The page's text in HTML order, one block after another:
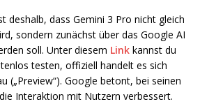
deshalb, dass Gemini 3 Pro nicht gleich
sondern zunächst über das Google AI
soll. Unter diesem Link kannst du
testen, offiziell handelt es sich
(„Preview“). Google betont, bei seinen
Interaktion mit Nutzern verbessert.